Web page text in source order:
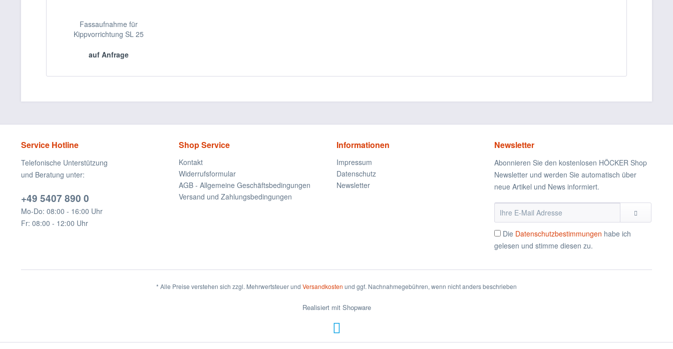
Fassaufnahme für
Kippvorrichtung SL 25
auf Anfrage
Service Hotline
Telefonische Unterstützung
und Beratung unter:
+49 5407 890 0
Mo-Do: 08:00 - 16:00 Uhr
Fr: 08:00 - 12:00 Uhr
Shop Service
Kontakt
Widerrufsformular
AGB - Allgemeine Geschäftsbedingungen
Versand und Zahlungsbedingungen
Informationen
Impressum
Datenschutz
Newsletter
Newsletter
Abonnieren Sie den kostenlosen HÖCKER Shop
Newsletter und werden Sie automatisch über
neue Artikel und News informiert.
Die Datenschutzbestimmungen habe ich
gelesen und stimme diesen zu.
* Alle Preise verstehen sich zzgl. Mehrwertsteuer und Versandkosten und ggf. Nachnahmegebühren, wenn nicht anders beschrieben
Realisiert mit Shopware